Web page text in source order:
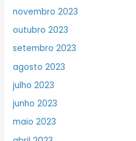
novembro 2023
outubro 2023
setembro 2023
agosto 2023
julho 2023
junho 2023
maio 2023